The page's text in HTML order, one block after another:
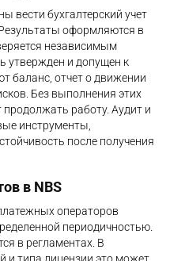
вести бухгалтерский учет
оформляются в
независимым
утвержден и допущен к
баланс, отчет о движении
Без выполнения этих
работу. Аудит и
инструменты,
после получения
в NBS
операторов
периодичностью.
в регламентах. В